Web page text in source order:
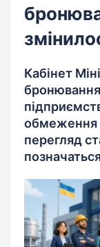
Кабінет
бронювання
обмеження
перегляд